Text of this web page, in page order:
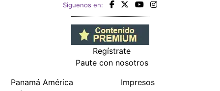
Siguenos en:
Regístrate
Paute con nosotros
Panamá América
Impresos